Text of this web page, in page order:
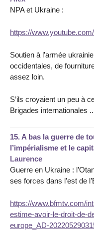
NPA et Ukraine :
https://
Soutien à l’armée
occidentales, de
assez loin.
S’ils croyaient un peu à
Brigades internationales
15. A bas la guerre de
l’impérialisme et le
Laurence
Guerre en Ukraine :
ses forces dans l’est de
https://www.bfmtv.com/
estime-avoir-le-droit-de-
europe_AD-